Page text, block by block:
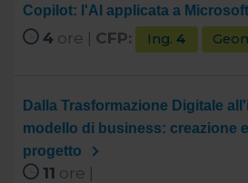
Copilot: l'AI applicata a
4 ore | CFP: Ing. 4
Dalla Trasformazione Digitale
modello di business: creazione
progetto
11 ore |